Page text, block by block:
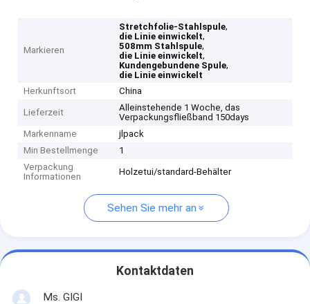
Markieren
Stretchfolie-Stahlspule,
die Linie einwickelt,
508mm Stahlspule,
die Linie einwickelt,
Kundengebundene Spule,
die Linie einwickelt
Herkunftsort
China
Lieferzeit
Alleinstehende 1 Woche, das
Verpackungsfließband 150days
Markenname
jlpack
Min Bestellmenge
1
Verpackung
Informationen
Holzetui/standard-Behälter
Sehen Sie mehr an
Kontaktdaten
Ms. GIGI